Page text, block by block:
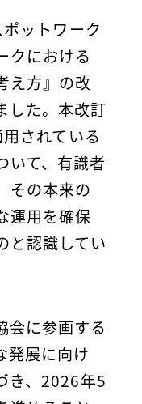
ットワーク
クにおける
え方』の改
した。本改訂
されている
いて、有識者
その本来の
運用を確保
と認識してい
会に参画する
発展に向け
き、2026年5